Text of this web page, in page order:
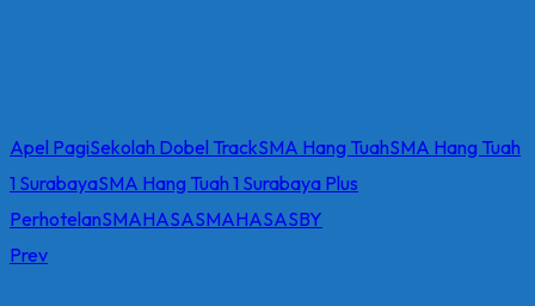
Apel PagiSekolah Dobel TrackSMA Hang TuahSMA Hang Tuah
1 SurabayaSMA Hang Tuah 1 Surabaya Plus
PerhotelanSMAHASASMAHASASBY
Prev